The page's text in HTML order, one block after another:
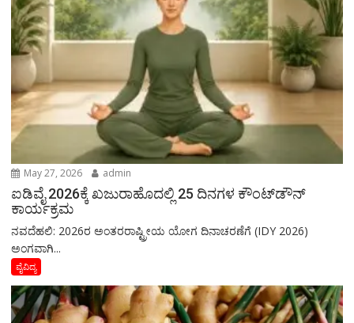
May 27, 2026 admin
ಐಡಿವೈ 2026ಕ್ಕೆ ಖಜುರಾಹೊದಲ್ಲಿ 25 ದಿನಗಳ ಕೌಂಟ್‌ಡೌನ್
ಕಾರ್ಯಕ್ರಮ
ನವದೆಹಲಿ: 2026ರ ಅಂತರರಾಷ್ಟ್ರೀಯ ಯೋಗ ದಿನಾಚರಣೆಗೆ (IDY 2026)
ಅಂಗವಾಗಿ...
ವೈವಿದ್ಯ